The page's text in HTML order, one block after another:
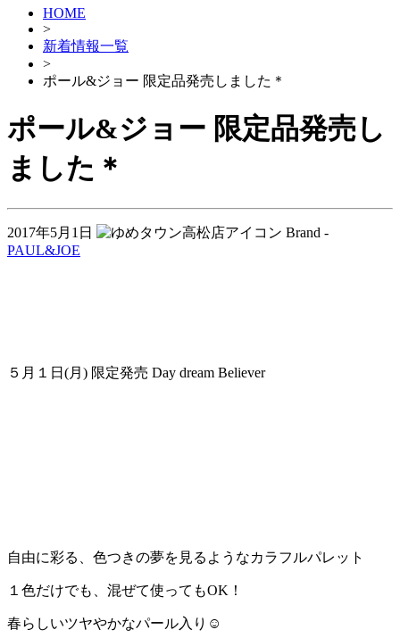
HOME
>
新着情報一覧
>
ポール&ジョー 限定品発売しました＊
ポール&ジョー 限定品発売し
ました＊
2017年5月1日
Brand -
PAUL&JOE
５月１日(月) 限定発売 Day dream Believer
自由に彩る、色つきの夢を見るようなカラフルパレット
１色だけでも、混ぜて使ってもOK！
春らしいツヤやかなパール入り☺︎